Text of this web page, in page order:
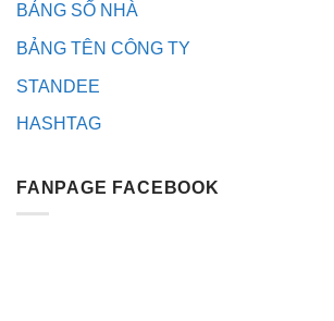
BẢNG SỐ NHÀ
BẢNG TÊN CÔNG TY
STANDEE
HASHTAG
FANPAGE FACEBOOK